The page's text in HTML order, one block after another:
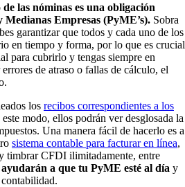
las nóminas es una obligación
Empresas (PyME’s). Sobra
garantizar que todos y cada uno de los
en tiempo y forma, por lo que es crucial
para cubrirlo y tengas siempre en
de atraso o fallas de cálculo, el
los recibos correspondientes a los
este modo, ellos podrán ver desglosada la
Una manera fácil de hacerlo es a
sistema contable para facturar en línea,
timbrar CFDI ilimitadamente, entre
ayudarán a que tu PyME esté al día y